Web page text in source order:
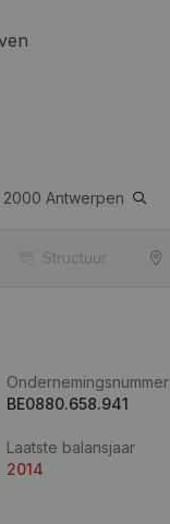
2000 Antwerpen
Structuur
Ondernemingsnummer
BE0880.658.941
Laatste balansjaar
2014